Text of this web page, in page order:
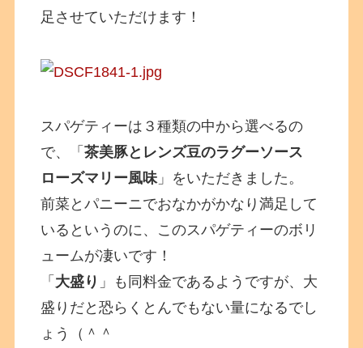
足させていただけます！
スパゲティーは３種類の中から選べるの
で、「茶美豚とレンズ豆のラグーソース
ローズマリー風味」をいただきました。
前菜とパニーニでおなかがかなり満足して
いるというのに、このスパゲティーのボリ
ュームが凄いです！
「 大盛り 」も同料金であるようですが、大
盛りだと恐らくとんでもない量になるでし
ょう（＾＾